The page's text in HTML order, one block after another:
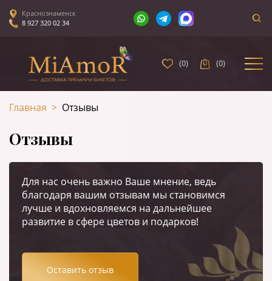
Краснознаменск
8 927 320 02 34
(0) (0)
Главная > Отзывы
Отзывы
Для нас очень важно Ваше мнение, ведь
благодаря вашим отзывам мы становимся
лучше и вдохновляемся на дальнейшее
развитие в сфере цветов и подарков!
Оставить отзыв